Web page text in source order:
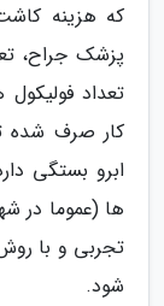
که هزینه
پزشک جراح،
تعداد
کار صرف شده
ابرو بستگی
ها (عموما در
تجربی و با
شود.